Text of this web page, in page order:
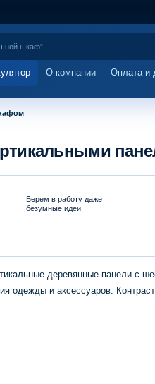
О компании Оплата и
Берем в работу даже
безумные идеи
деревянные панели с
и аксессуаров. Контраст